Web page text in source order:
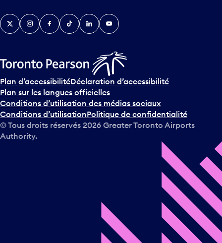
TwitterInstagramFacebook
TikTokLinkedInYouTube
Plan d’accessibilitéDéclaration d’accessibilité
Plan sur les langues officielles
Conditions d’utilisation des médias sociaux
Conditions d’utilisationPolitique de confidentialité
© Tous droits réservés 2026 Greater Toronto Airports
Authority.